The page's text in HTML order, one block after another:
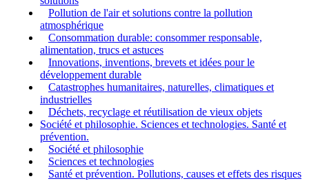
Pollution de l'air et solutions contre la pollution
atmosphérique
Consommation durable: consommer responsable,
alimentation, trucs et astuces
Innovations, inventions, brevets et idées pour le
développement durable
Catastrophes humanitaires, naturelles, climatiques et
industrielles
Déchets, recyclage et réutilisation de vieux objets
Société et philosophie. Sciences et technologies. Santé et
prévention.
Société et philosophie
Sciences et technologies
Santé et prévention. Pollutions, causes et effets des risques